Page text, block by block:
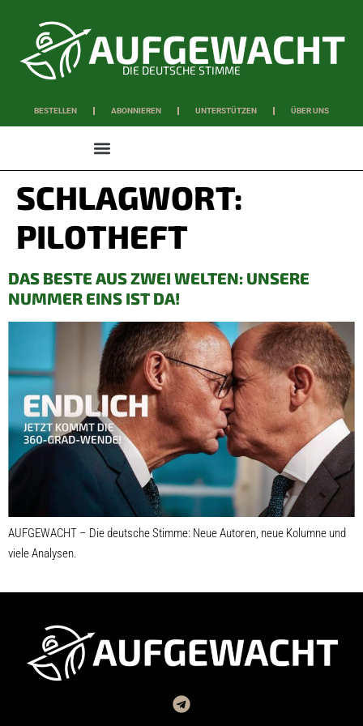
DIE DEUTSCHE STIMME
BESTELLEN ABONNIEREN UNTERSTÜTZEN ÜBER UNS
SCHLAGWORT:
PILOTHEFT
DAS BESTE AUS ZWEI WELTEN: UNSERE
NUMMER EINS IST DA!
AUFGEWACHT – Die deutsche Stimme: Neue Autoren, neue Kolumne und
viele Analysen.